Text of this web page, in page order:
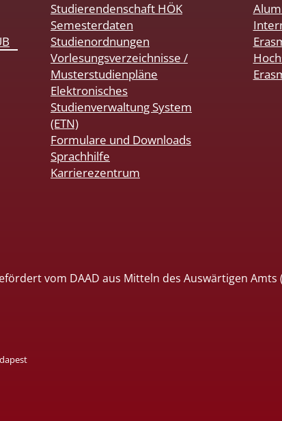
Studierendenschaft HÖK
Semesterdaten
Studienordnungen
Vorlesungsverzeichnisse /
Musterstudienpläne
Elektronisches
Studienverwaltung System
(ETN)
Formulare und Downloads
Sprachhilfe
Karrierezentrum
vom DAAD aus Mitteln des Auswärtigen Amts